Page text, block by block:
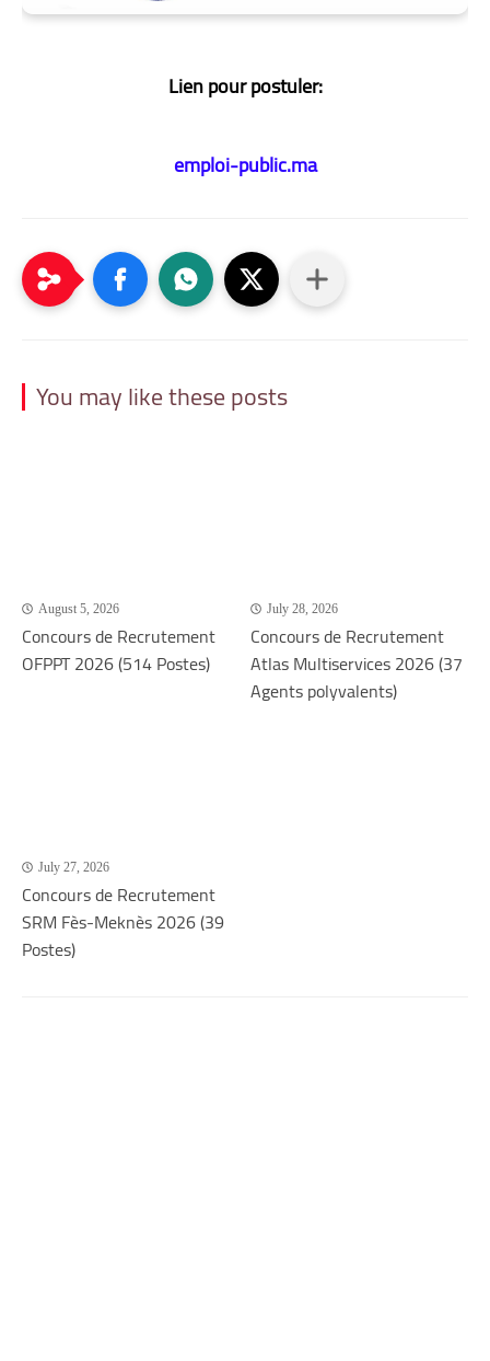
Lien pour postuler:
emploi-public.ma
You may like these posts
August 5, 2026
Concours de Recrutement
OFPPT 2026 (514 Postes)
July 28, 2026
Concours de Recrutement
Atlas Multiservices 2026 (37
Agents polyvalents)
July 27, 2026
Concours de Recrutement
SRM Fès-Meknès 2026 (39
Postes)